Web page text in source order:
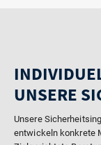
UNSERE
Unsere
entwickeln konkrete